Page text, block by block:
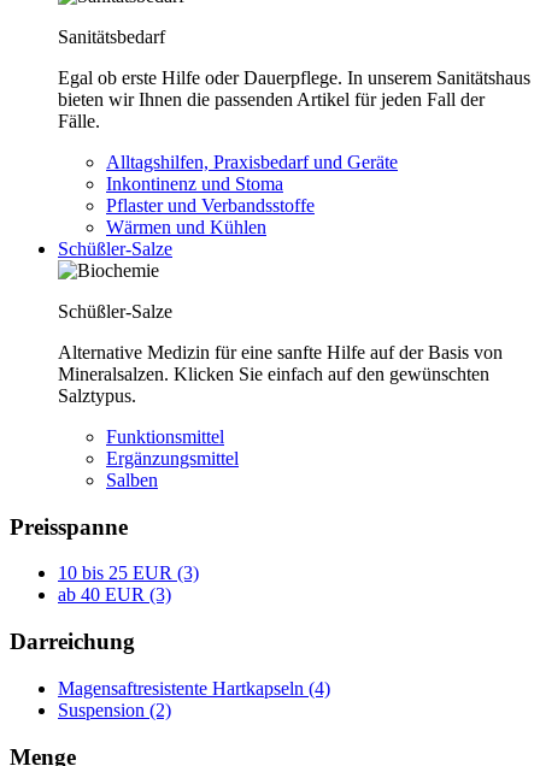
Sanitätsbedarf
Egal ob erste Hilfe oder Dauerpflege. In unserem Sanitätshaus
bieten wir Ihnen die passenden Artikel für jeden Fall der
Fälle.
Alltagshilfen, Praxisbedarf und Geräte
Inkontinenz und Stoma
Pflaster und Verbandsstoffe
Wärmen und Kühlen
Schüßler-Salze
Schüßler-Salze
Alternative Medizin für eine sanfte Hilfe auf der Basis von
Mineralsalzen. Klicken Sie einfach auf den gewünschten
Salztypus.
Funktionsmittel
Ergänzungsmittel
Salben
Preisspanne
10 bis 25 EUR (3)
ab 40 EUR (3)
Darreichung
Magensaftresistente Hartkapseln (4)
Suspension (2)
Menge